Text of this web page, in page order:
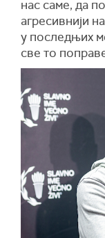
нас саме, да
агресивнији
у последњих
све то